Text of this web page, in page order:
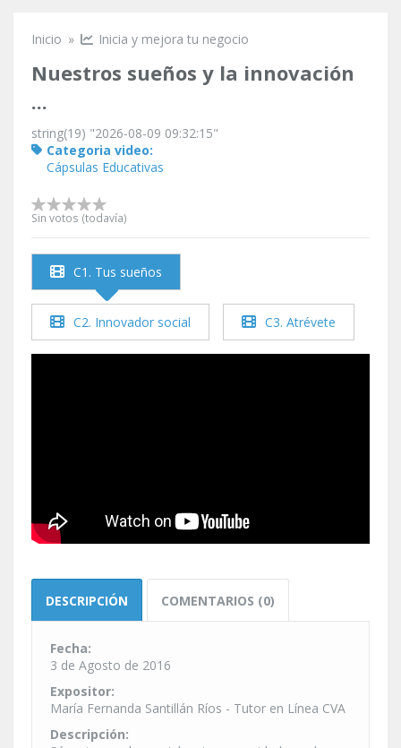
Inicio » Inicia y mejora tu negocio
Nuestros sueños y la innovación
...
string(19) "2026-08-09 09:32:15"
Categoria video:
Cápsulas Educativas
Sin votos (todavía)
C1. Tus sueños
C2. Innovador social C3. Atrévete
DESCRIPCIÓN COMENTARIOS (0)
Fecha:
3 de Agosto de 2016
Expositor:
María Fernanda Santillán Ríos - Tutor en Línea CVA
Descripción: